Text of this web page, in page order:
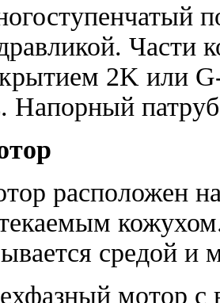
Части
2K или
Напорный
расположен
средой и
мотор с